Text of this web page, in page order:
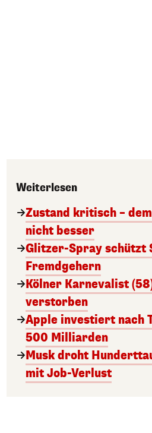
Weiterlesen
Zustand kritisch –
nicht besser
Glitzer-Spray schützt
Fremdgehern
Kölner Karnevalist
verstorben
Apple investiert nach
500 Milliarden
Musk droht
mit Job-Verlust